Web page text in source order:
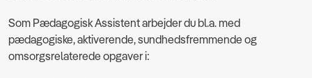
Som Pædagogisk Assistent arbejder du bl.a. med
pædagogiske, aktiverende, sundhedsfremmende og
omsorgsrelaterede opgaver i: